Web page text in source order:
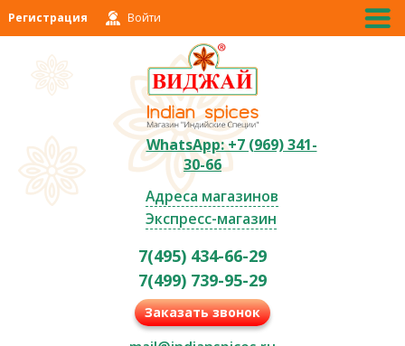
Регистрация Войти
WhatsApp: +7 (969) 341-
30-66
Адреса магазинов
Экспресс-магазин
7(495) 434-66-29
7(499) 739-95-29
Заказать звонок